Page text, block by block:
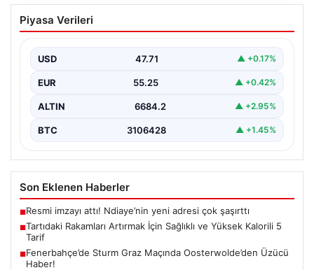
Tartıdaki Rakamları Artırmak İçin
Sağlıklı ve Yüksek Kalorili 5 Tarif
rahatsızlık hissi yaratmadan, dengeli ve kalori
açısından…
Piyasa Verileri
USD 47.71 ▲ +0.17%
EUR 55.25 ▲ +0.42%
ALTIN 6684.2 ▲ +2.95%
BTC 3106428 ▲ +1.45%
Son Eklenen Haberler
■Resmi imzayı attı! Ndiaye’nin yeni adresi çok şaşırttı
■Tartıdaki Rakamları Artırmak İçin Sağlıklı ve Yüksek Kalorili 5
Tarif
■Fenerbahçe’de Sturm Graz Maçında Oosterwolde’den Üzücü
Haber!